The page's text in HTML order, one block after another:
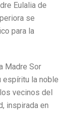
Eulalia de
se
para la
Madre Sor
espíritu la noble
vecinos del
inspirada en